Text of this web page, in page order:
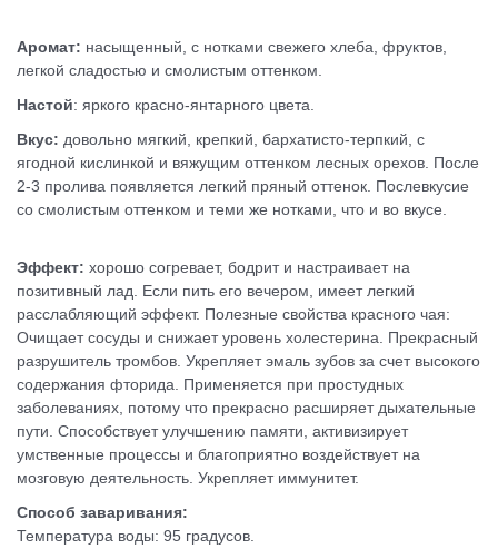
Аромат: насыщенный, с нотками свежего хлеба, фруктов,
легкой сладостью и смолистым оттенком.
Настой: яркого красно-янтарного цвета.
Вкус: довольно мягкий, крепкий, бархатисто-терпкий, с
ягодной кислинкой и вяжущим оттенком лесных орехов. После
2-3 пролива появляется легкий пряный оттенок. Послевкусие
со смолистым оттенком и теми же нотками, что и во вкусе.
Эффект: хорошо согревает, бодрит и настраивает на
позитивный лад. Если пить его вечером, имеет легкий
расслабляющий эффект. Полезные свойства красного чая:
Очищает сосуды и снижает уровень холестерина. Прекрасный
разрушитель тромбов. Укрепляет эмаль зубов за счет высокого
содержания фторида. Применяется при простудных
заболеваниях, потому что прекрасно расширяет дыхательные
пути. Способствует улучшению памяти, активизирует
умственные процессы и благоприятно воздействует на
мозговую деятельность. Укрепляет иммунитет.
Способ заваривания:
Температура воды: 95 градусов.